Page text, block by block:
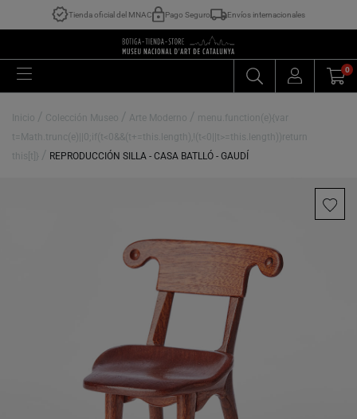
Tienda oficial del MNAC Pago Seguro Envíos internacionales
0
Inicio / Colección Museo / Arte Moderno / menu.function(e){var
t=Math.trunc(e)||0;if(t<0&&(t+=this.length),!(t<0||t>=this.length))return
this[t]} / REPRODUCCIÓN SILLA - CASA BATLLÓ - GAUDÍ